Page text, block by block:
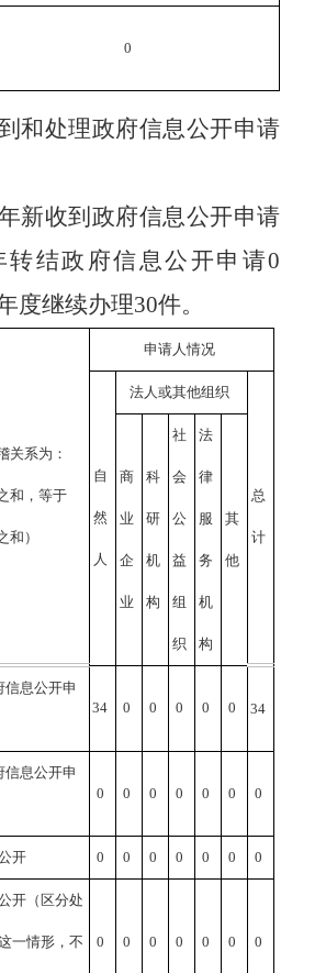
0
和处理政府信息公开申请
新收到政府信息公开申请
转结政府信息公开申请0
度继续办理30件。
关系为：
和，等于
和）
申请人情况
自
然
人
法人或其他组织
总
计
商
业
企
业
科
研
机
构
社
会
公
益
组
织
法
律
服
务
机
构
其
他
信息公开申
34 0 0 0 0 0 34
信息公开申
0 0 0 0 0 0 0
开 0 0 0 0 0 0 0
开（区分处
一情形，不 0 0 0 0 0 0 0